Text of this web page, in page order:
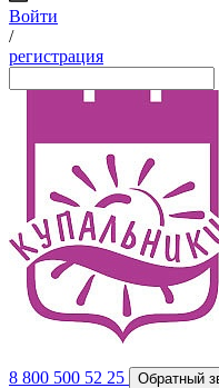
Войти
/
регистрация
8 800 500 52 25 Обратный